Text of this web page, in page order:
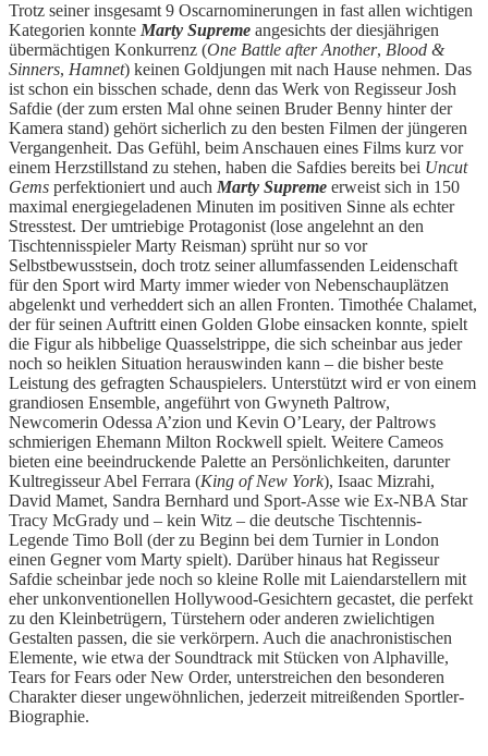
Trotz seiner insgesamt 9 Oscarnominerungen in fast allen wichtigen
Kategorien konnte Marty Supreme angesichts der diesjährigen
übermächtigen Konkurrenz (One Battle after Another, Blood &
Sinners, Hamnet) keinen Goldjungen mit nach Hause nehmen. Das
ist schon ein bisschen schade, denn das Werk von Regisseur Josh
Safdie (der zum ersten Mal ohne seinen Bruder Benny hinter der
Kamera stand) gehört sicherlich zu den besten Filmen der jüngeren
Vergangenheit. Das Gefühl, beim Anschauen eines Films kurz vor
einem Herzstillstand zu stehen, haben die Safdies bereits bei Uncut
Gems perfektioniert und auch Marty Supreme erweist sich in 150
maximal energiegeladenen Minuten im positiven Sinne als echter
Stresstest. Der umtriebige Protagonist (lose angelehnt an den
Tischtennisspieler Marty Reisman) sprüht nur so vor
Selbstbewusstsein, doch trotz seiner allumfassenden Leidenschaft
für den Sport wird Marty immer wieder von Nebenschauplätzen
abgelenkt und verheddert sich an allen Fronten. Timothée Chalamet,
der für seinen Auftritt einen Golden Globe einsacken konnte, spielt
die Figur als hibbelige Quasselstrippe, die sich scheinbar aus jeder
noch so heiklen Situation herauswinden kann – die bisher beste
Leistung des gefragten Schauspielers. Unterstützt wird er von einem
grandiosen Ensemble, angeführt von Gwyneth Paltrow,
Newcomerin Odessa A’zion und Kevin O’Leary, der Paltrows
schmierigen Ehemann Milton Rockwell spielt. Weitere Cameos
bieten eine beeindruckende Palette an Persönlichkeiten, darunter
Kultregisseur Abel Ferrara (King of New York), Isaac Mizrahi,
David Mamet, Sandra Bernhard und Sport-Asse wie Ex-NBA Star
Tracy McGrady und – kein Witz – die deutsche Tischtennis-
Legende Timo Boll (der zu Beginn bei dem Turnier in London
einen Gegner vom Marty spielt). Darüber hinaus hat Regisseur
Safdie scheinbar jede noch so kleine Rolle mit Laiendarstellern mit
eher unkonventionellen Hollywood-Gesichtern gecastet, die perfekt
zu den Kleinbetrügern, Türstehern oder anderen zwielichtigen
Gestalten passen, die sie verkörpern. Auch die anachronistischen
Elemente, wie etwa der Soundtrack mit Stücken von Alphaville,
Tears for Fears oder New Order, unterstreichen den besonderen
Charakter dieser ungewöhnlichen, jederzeit mitreißenden Sportler-
Biographie.